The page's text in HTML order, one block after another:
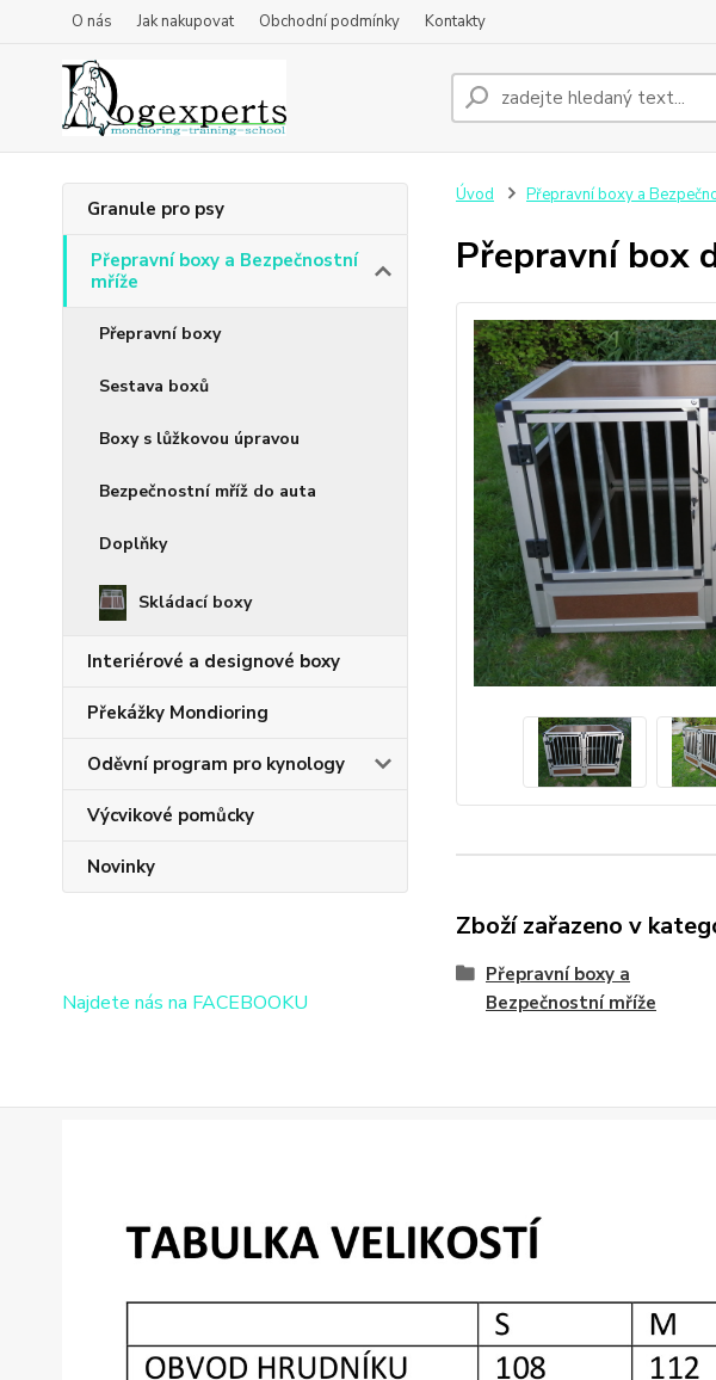
O nás Jak nakupovat Obchodní podmínky Kontakty
Granule pro psy
Přepravní boxy a Bezpečnostní
mříže
Přepravní boxy
Sestava boxů
Boxy s lůžkovou úpravou
Bezpečnostní mříž do auta
Doplňky
Skládací boxy
Interiérové a designové boxy
Překážky Mondioring
Oděvní program pro kynology
Výcvikové pomůcky
Novinky
Najdete nás na FACEBOOKU
Úvod Přepravní boxy a
Přepravní box
Zboží zařazeno v
Přepravní boxy a
Bezpečnostní mříže